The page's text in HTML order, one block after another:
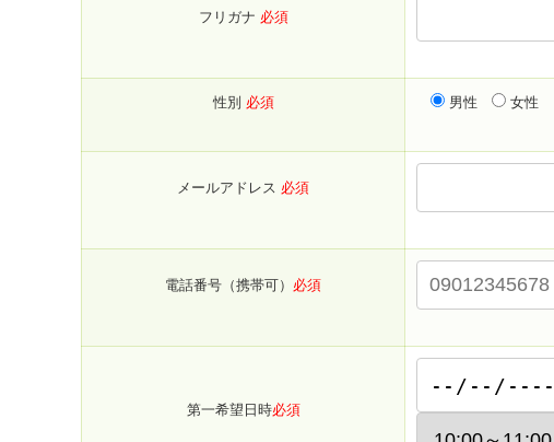
フリガナ 必須
性別 必須 男性 女性
メールアドレス 必須
電話番号（携帯可） 必須
第一希望日時必須